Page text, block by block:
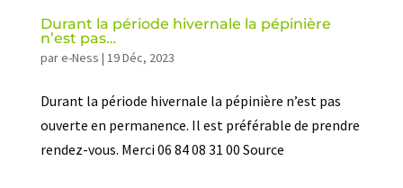
Durant la période hivernale la pépinière
n’est pas…
pare-Ness | 19 Déc, 2023
Durant la période hivernale la pépinière n’est pas
ouverte en permanence. Il est préférable de prendre
rendez-vous. Merci 06 84 08 31 00 Source